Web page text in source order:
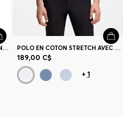
BASKETS EN CUIR AVEC FINITIONS EN CUIR SUÉDÉ POLO EN COTON STRETCH AVEC DÉTAILS RAYÉS
189,00 C$
+ 1